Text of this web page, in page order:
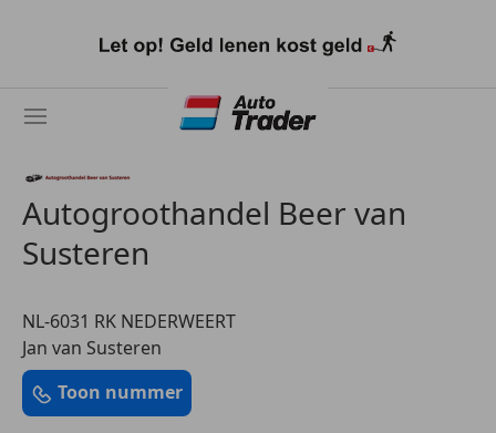
naar
Autogroothandel Beer van
Susteren
NL-6031 RK NEDERWEERT
Jan van Susteren
Toon nummer